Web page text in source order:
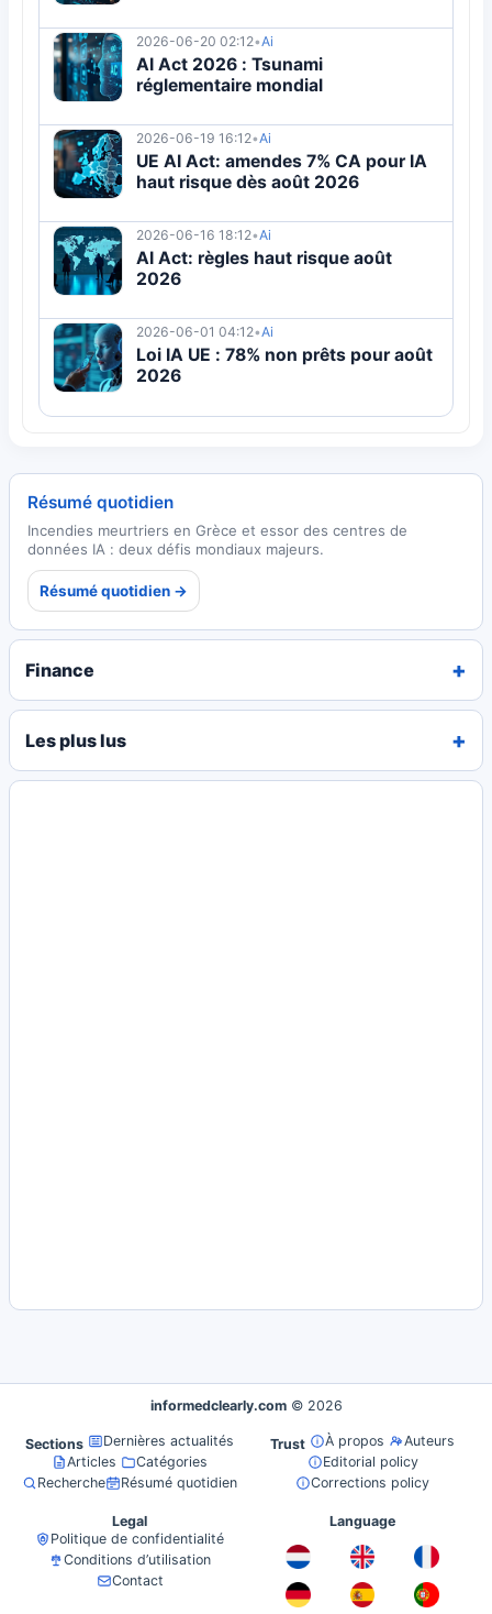
2026-06-20 02:12•Ai
AI Act 2026 : Tsunami
réglementaire mondial
2026-06-19 16:12•Ai
UE AI Act: amendes 7% CA pour IA
haut risque dès août 2026
2026-06-16 18:12•Ai
AI Act: règles haut risque août
2026
2026-06-01 04:12•Ai
Loi IA UE : 78% non prêts pour août
2026
Résumé quotidien
Incendies meurtriers en Grèce et essor des centres de
données IA : deux défis mondiaux majeurs.
Résumé quotidien →
Finance
Les plus lus
informedclearly.com © 2026
Sections
Dernières actualités
Articles
Catégories
Recherche
Résumé quotidien
Trust À propos
Auteurs
Editorial policy
Corrections policy
Legal
Politique de confidentialité
Conditions d’utilisation
Contact
Language